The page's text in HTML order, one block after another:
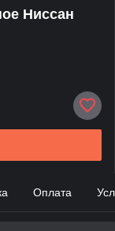
Ниссан
Оплата